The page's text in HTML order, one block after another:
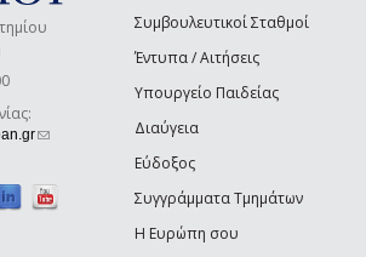
(link sends e-mail)
Συμβουλευτικοί Σταθμοί
Έντυπα / Αιτήσεις
Υπουργείο Παιδείας
Διαύγεια
Εύδοξος
Συγγράμματα Τμημάτων
Η Ευρώπη σου